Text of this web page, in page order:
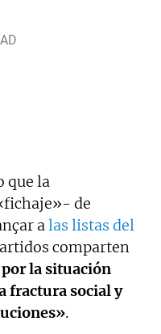
que la
de
alas listas del
comparten
la situación
fractura social y
.